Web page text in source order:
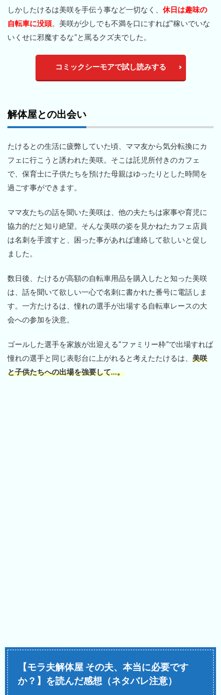
しかしたけるは美咲を手伝う事など一切なく、 休日は趣味の
自転車に没頭。 美咲が少しでも不満を口にすれば“稼いでいな
いくせに邪魔するな”と罵るクズ夫でした。
コミックシーモアで試し読みする
解体屋との出会い
たけるとの生活に疲弊していた頃、ママ友から気分転換にカ
フェに行こうと誘われた美咲。そこは託児所付きのカフェ
で、保育士に子供たちを預けた母親はゆったりとした時間を
過ごす事ができます。
ママ友たちの話を聞いた美咲は、他の夫たちは家事や育児に
協力的だと知り絶望。そんな美咲の姿を見かねたカフェ店員
は名刺を手渡すと、困った事があれば連絡して欲しいと促し
ました。
数日後、たけるが高額の自転車用品を購入したと知った美咲
は、話を聞いて欲しい一心で名刺に書かれた番号に電話しま
す。一方たけるは、憧れの選手が出場する自転車レースの大
会への参加を決意。
ゴールした選手を家族が出迎える“ファミリー枠”で出場すれば
憧れの選手と同じ表彰台に上がれると考えたたけるは、 美咲
と子供たちへの出場を強要して…。
【モラ夫解体屋 その夫、本当に必要です
か？】を読んだ感想（ネタバレ注意）